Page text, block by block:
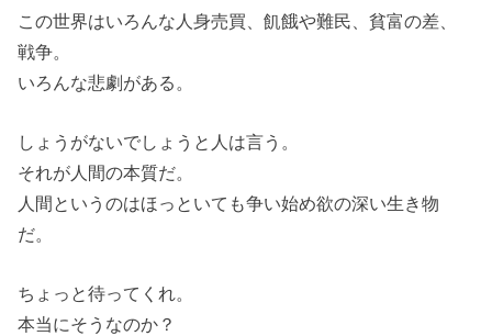
この世界はいろんな人身売買、飢餓や難民、貧富の差、
戦争。
いろんな悲劇がある。
しょうがないでしょうと人は言う。
それが人間の本質だ。
人間というのはほっといても争い始め欲の深い生き物
だ。
ちょっと待ってくれ。
本当にそうなのか？